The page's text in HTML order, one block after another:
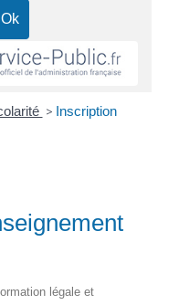
> Inscription
légale et